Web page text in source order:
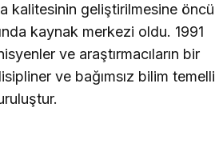
kalitesinin geliştirilmesine öncü
kaynak merkezi oldu. 1991
ve araştırmacıların bir
ve bağımsız bilim temelli